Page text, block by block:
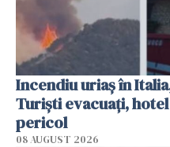
Incendiu uriaș în
Turiști evacuați,
pericol
08 AUGUST 2026